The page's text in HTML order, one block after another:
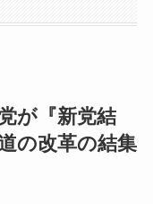
が『新党結
の改革の結集